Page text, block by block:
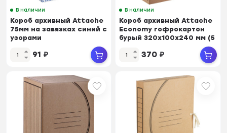
В наличии
Короб архивный Attache
75мм на завязках синий с
узорами
91 ₽
В наличии
Короб архивный Attache
Economy гофрокартон
бурый 320x100x240 мм (5
370 ₽